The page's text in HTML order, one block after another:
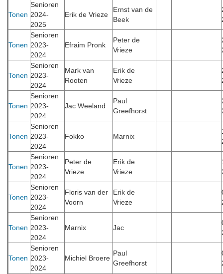
Tonen
Senioren
2024-
2025
Erik de Vrieze
Ernst van de
Beek
Tonen
Senioren
2023-
2024
Efraim Pronk
Peter de
Vrieze
Tonen
Senioren
2023-
2024
Mark van
Rooten
Erik de
Vrieze
Tonen
Senioren
2023-
2024
Jac Weeland
Paul
Greefhorst
Tonen
Senioren
2023-
2024
Fokko Marnix
Tonen
Senioren
2023-
2024
Peter de
Vrieze
Erik de
Vrieze
Tonen
Senioren
2023-
2024
Floris van der
Voorn
Erik de
Vrieze
Tonen
Senioren
2023-
2024
Marnix Jac
Tonen
Senioren
2023-
2024
Michiel Broere
Paul
Greefhorst